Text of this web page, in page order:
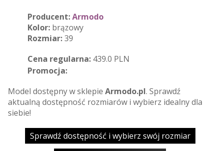
Producent:Armodo
Kolor: brązowy
Rozmiar:39
Cena regularna: 439.0 PLN
Promocja:
Model dostępny w sklepie Armodo.pl. Sprawdź
aktualną dostępność rozmiarów i wybierz idealny dla
siebie!
Sprawdź dostępność i wybierz swój rozmiar